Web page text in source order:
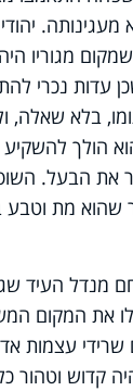
מעגינותה.
מגוריו
עדות נכרי
בלא שאלה,
הולך
את הבעל.
שהוא מת וטבע
מנדל העיד
את המקום
עצמות
קדוש וטהור כל